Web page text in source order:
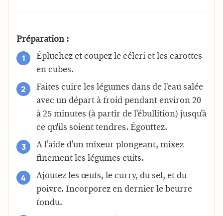
Préparation :
Épluchez et coupez le céleri et les carottes
en cubes.
Faites cuire les légumes dans de l'eau salée
avec un départ à froid pendant environ 20
à 25 minutes (à partir de l'ébullition) jusqu'à
ce qu'ils soient tendres. Égouttez.
A l’aide d’un mixeur plongeant, mixez
finement les légumes cuits.
Ajoutez les œufs, le curry, du sel, et du
poivre. Incorporez en dernier le beurre
fondu.